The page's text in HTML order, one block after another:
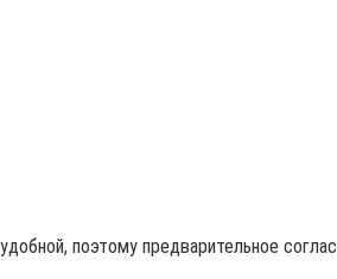
поэтому предварительное